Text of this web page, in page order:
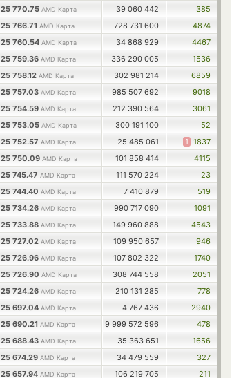
25 770.75 AMD Карта 39 060 442
385
25 766.71 AMD Карта 728 731 600
4874
25 760.54 AMD Карта 34 868 929
4467
25 759.36 AMD Карта 336 290 005
1536
25 758.12 AMD Карта 302 981 214
6859
25 757.03 AMD Карта 985 507 692
9018
25 754.59 AMD Карта 212 390 564
3061
25 753.05 AMD Карта 300 191 100
52
25 752.57 AMD Карта 25 485 061 1 1837
25 750.09 AMD Карта 101 858 414
4115
25 745.47 AMD Карта 111 570 224
23
25 744.40 AMD Карта 7 410 879
519
25 734.26 AMD Карта 990 717 090
1091
25 733.88 AMD Карта 149 960 888
4543
25 727.02 AMD Карта 109 950 657
946
25 726.96 AMD Карта 107 802 322
1740
25 726.90 AMD Карта 308 744 558
2051
25 724.26 AMD Карта 210 131 285
778
25 697.04 AMD Карта 4 767 436
2940
25 690.21 AMD Карта 9 999 572 596
478
25 688.43 AMD Карта 35 363 651
1656
25 674.29 AMD Карта 34 479 559
327
25 657.94 AMD Карта 106 219 705
211